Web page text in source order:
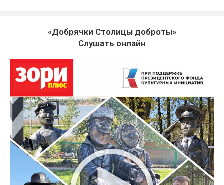
«Добрячки Столицы доброты»
Слушать онлайн